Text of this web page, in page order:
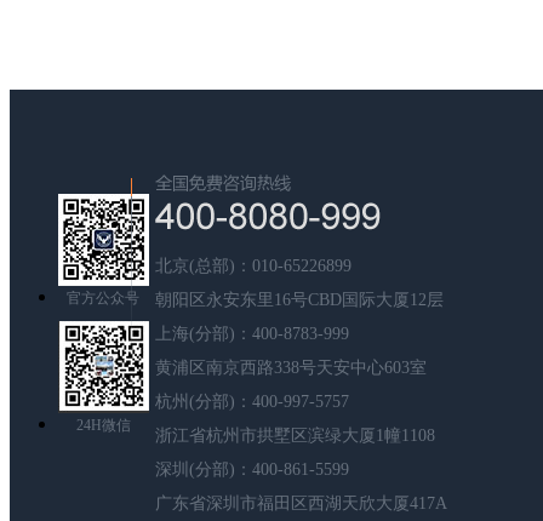
官方公众号
24H微信
北京(总部)：010-65226899
朝阳区永安东里16号CBD国际大厦12层
上海(分部)：400-8783-999
黄浦区南京西路338号天安中心603室
杭州(分部)：400-997-5757
浙江省杭州市拱墅区滨绿大厦1幢1108
深圳(分部)：400-861-5599
广东省深圳市福田区西湖天欣大厦417A